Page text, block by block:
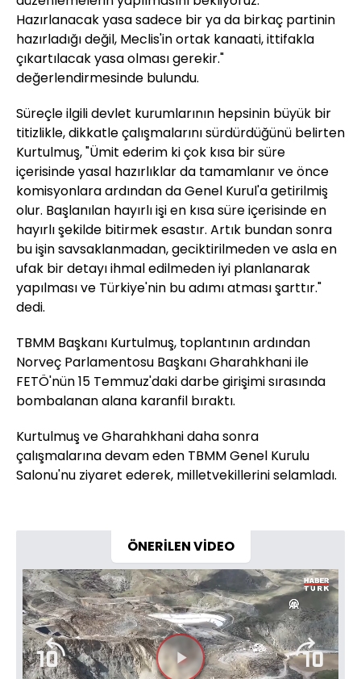
Hazırlanacak yasa sadece bir ya da birkaç partinin
hazırladığı değil, Meclis'in ortak kanaati, ittifakla
çıkartılacak yasa olması gerekir."
değerlendirmesinde bulundu.
Süreçle ilgili devlet kurumlarının hepsinin büyük bir
titizlikle, dikkatle çalışmalarını sürdürdüğünü belirten
Kurtulmuş, "Ümit ederim ki çok kısa bir süre
içerisinde yasal hazırlıklar da tamamlanır ve önce
komisyonlara ardından da Genel Kurul'a getirilmiş
olur. Başlanılan hayırlı işi en kısa süre içerisinde en
hayırlı şekilde bitirmek esastır. Artık bundan sonra
bu işin savsaklanmadan, geciktirilmeden ve asla en
ufak bir detayı ihmal edilmeden iyi planlanarak
yapılması ve Türkiye'nin bu adımı atması şarttır."
dedi.
TBMM Başkanı Kurtulmuş, toplantının ardından
Norveç Parlamentosu Başkanı Gharahkhani ile
FETÖ'nün 15 Temmuz'daki darbe girişimi sırasında
bombalanan alana karanfil bıraktı.
Kurtulmuş ve Gharahkhani daha sonra
çalışmalarına devam eden TBMM Genel Kurulu
Salonu'nu ziyaret ederek, milletvekillerini selamladı.
ÖNERİLEN VİDEO
Videoyu